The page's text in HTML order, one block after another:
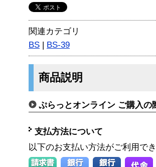
関連カテゴリ
BS | BS-39
商品説明
ぷらっとオンライン ご購入の
支払方法について
以下のお支払い方法がご利用で